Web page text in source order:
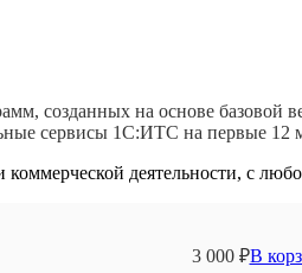
созданных на основе базовой
сервисы 1С:ИТС на первые 12
деятельности, с
3 000 ₽В